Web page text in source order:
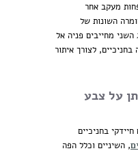
מעקב אחר
השונות של
השני מחייבים פניה אל
לצורך איתור
על צבע
בחניכיים
, השיניים וכלל הפה